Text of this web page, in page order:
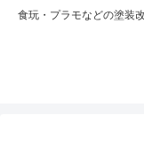
食玩・プラモなどの塗装